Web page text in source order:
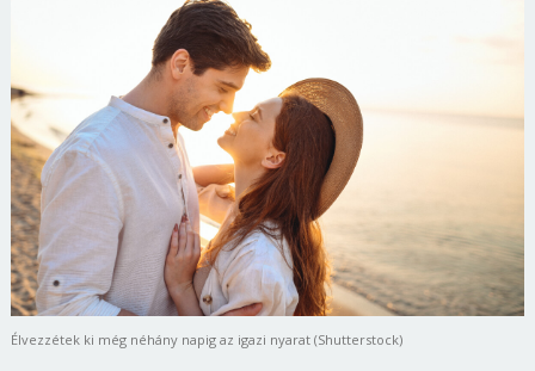
Élvezzétek ki még néhány napig az igazi nyarat (Shutterstock)